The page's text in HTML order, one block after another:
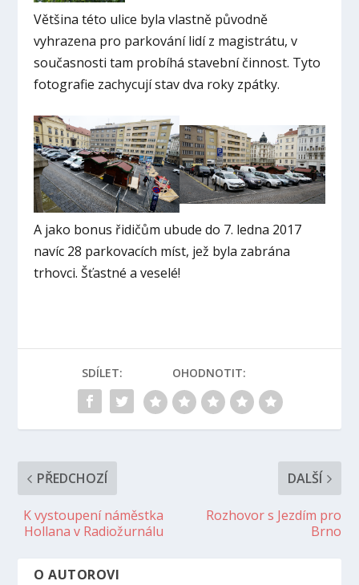
Většina této ulice byla vlastně původně
vyhrazena pro parkování lidí z magistrátu, v
současnosti tam probíhá stavební činnost. Tyto
fotografie zachycují stav dva roky zpátky.
A jako bonus řidičům ubude do 7. ledna 2017
navíc 28 parkovacích míst, jež byla zabrána
trhovci. Šťastné a veselé!
SDÍLET: OHODNOTIT:
PŘEDCHOZÍ
K vystoupení náměstka
Hollana v Radiožurnálu
DALŠÍ
Rozhovor s Jezdím pro
Brno
O AUTOROVI